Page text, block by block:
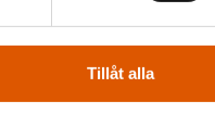
Tillåt alla